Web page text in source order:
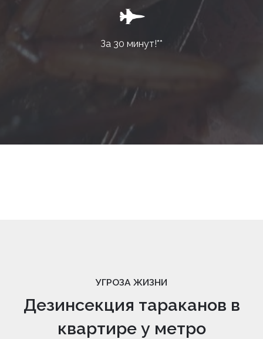
За 30 минут!**
УГРОЗА ЖИЗНИ
Дезинсекция тараканов в
квартире у метро